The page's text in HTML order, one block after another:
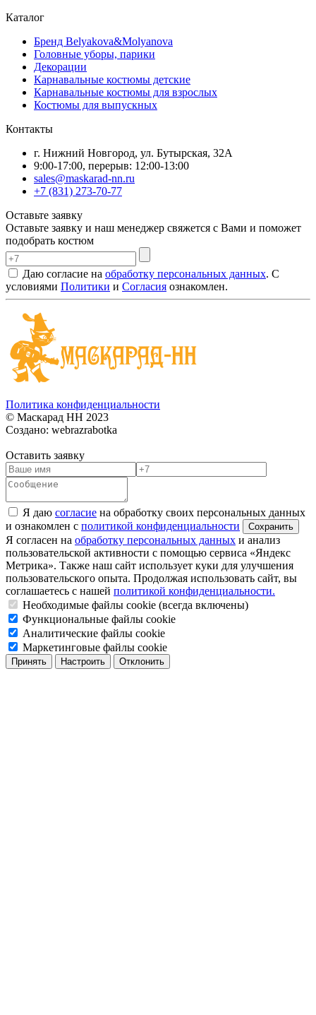
Каталог
Бренд Belyakova&Molyanova
Головные уборы, парики
Декорации
Карнавальные костюмы детские
Карнавальные костюмы для взрослых
Костюмы для выпускных
Контакты
г. Нижний Новгород, ул. Бутырская, 32А
9:00-17:00, перерыв: 12:00-13:00
sales@maskarad-nn.ru
+7 (831) 273-70-77
Оставьте заявку
Оставьте заявку и наш менеджер свяжется с Вами и поможет
подобрать костюм
Даю согласие на обработку персональных данных. С
условиями Политики и Согласия ознакомлен.
Политика конфиденциальности
© Маскарад НН 2023
Создано: webrazrabotka
Оставить заявку
Я даю согласие на обработку своих персональных данных
и ознакомлен с политикой конфиденциальности
Я согласен на обработку персональных данных и анализ
пользовательской активности с помощью сервиса «Яндекс
Метрика». Также наш сайт использует куки для улучшения
пользовательского опыта. Продолжая использовать сайт, вы
соглашаетесь с нашей политикой конфиденциальности.
Необходимые файлы cookie (всегда включены)
Функциональные файлы cookie
Аналитические файлы cookie
Маркетинговые файлы cookie
Принять Настроить Отклонить